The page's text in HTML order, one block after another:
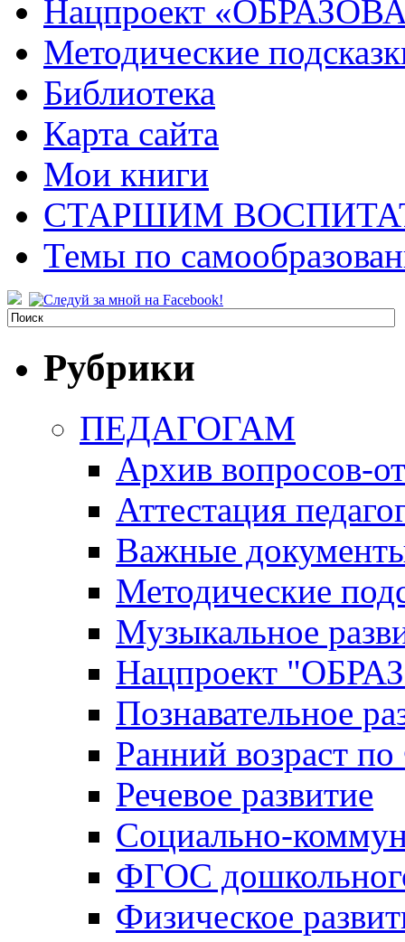
Нацпроект
Методические
Библиотека
Карта сайта
Мои книги
СТАРШИМ
Темы по
Рубрики
ПЕДАГОГАМ
Архив вопросов-
Аттестация
Важные
Методические
Музыкальное
Нацпроект
Познавательное
Ранний возраст
Речевое развитие
Социально-
ФГОС
Физическое